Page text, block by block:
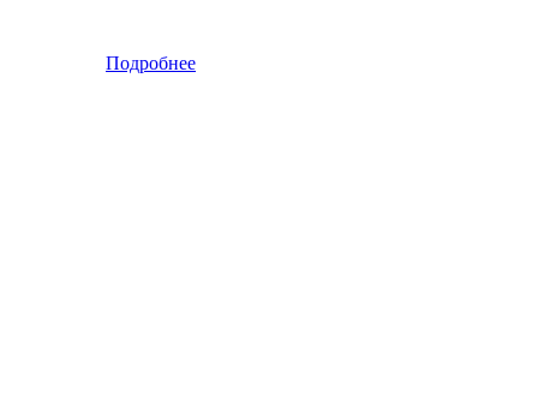
Подробнее